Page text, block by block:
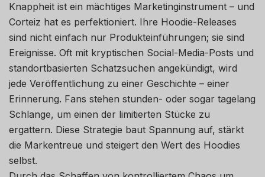
Knappheit ist ein mächtiges Marketinginstrument – und
Corteiz hat es perfektioniert. Ihre Hoodie-Releases
sind nicht einfach nur Produkteinführungen; sie sind
Ereignisse. Oft mit kryptischen Social-Media-Posts und
standortbasierten Schatzsuchen angekündigt, wird
jede Veröffentlichung zu einer Geschichte – einer
Erinnerung. Fans stehen stunden- oder sogar tagelang
Schlange, um einen der limitierten Stücke zu
ergattern. Diese Strategie baut Spannung auf, stärkt
die Markentreue und steigert den Wert des Hoodies
selbst.